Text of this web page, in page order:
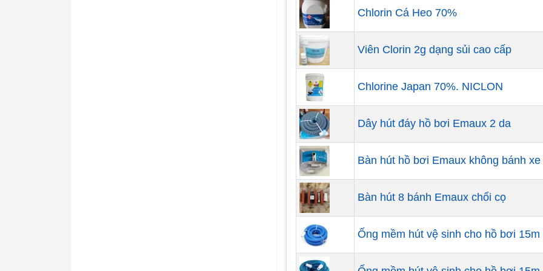
Chlorin Cá Heo 70%
Viên Clorin 2g dạng sủi cao cấp
Chlorine Japan 70%. NICLON
Dây hút đáy hồ bơi Emaux 2 da
Bàn hút hồ bơi Emaux không bánh xe
Bàn hút 8 bánh Emaux chổi cọ
Ống mềm hút vệ sinh cho hồ bơi 15m